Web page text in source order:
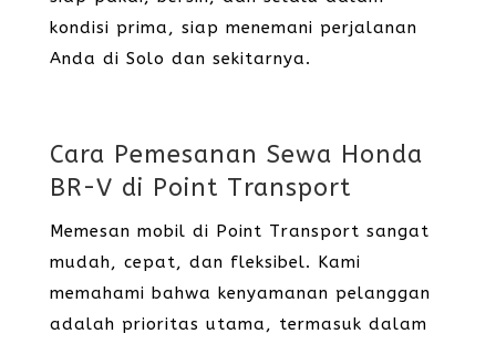
kondisi prima, siap menemani perjalanan
Anda di Solo dan sekitarnya.
Cara Pemesanan Sewa Honda
BR-V di Point Transport
Memesan mobil di Point Transport sangat
mudah, cepat, dan fleksibel. Kami
memahami bahwa kenyamanan pelanggan
adalah prioritas utama, termasuk dalam